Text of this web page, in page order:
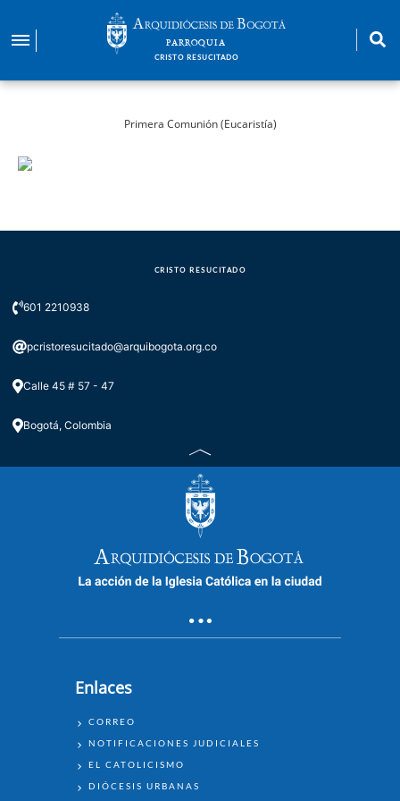
contenido
PARROQUIA
CRISTO RESUCITADO
Primera Comunión (Eucaristía)
CRISTO RESUCITADO
601 2210938
pcristoresucitado@arquibogota.org.co
Calle 45 # 57 - 47
Bogotá, Colombia
Enlaces
ENLACES
CORREO
NOTIFICACIONES JUDICIALES
EL CATOLICISMO
DIÓCESIS URBANAS